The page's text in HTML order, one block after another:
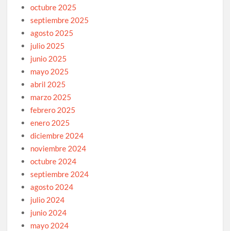
octubre 2025
septiembre 2025
agosto 2025
julio 2025
junio 2025
mayo 2025
abril 2025
marzo 2025
febrero 2025
enero 2025
diciembre 2024
noviembre 2024
octubre 2024
septiembre 2024
agosto 2024
julio 2024
junio 2024
mayo 2024